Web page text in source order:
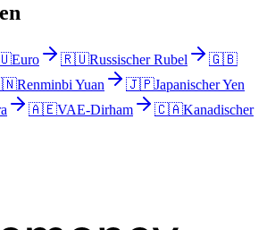
Euro 🇷🇺Russischer Rubel
🇬🇧
Renminbi Yuan 🇯🇵Japanischer Yen
🇦🇪VAE-Dirham 🇨🇦Kanadischer